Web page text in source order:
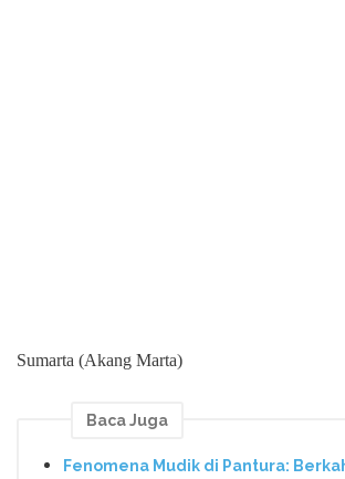
Sumarta (Akang Marta)
Baca Juga
Fenomena Mudik di Pantura: